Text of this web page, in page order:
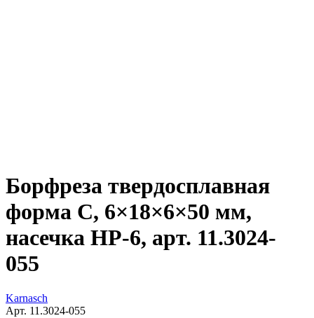
Борфреза твердосплавная
форма C, 6×18×6×50 мм,
насечка HP-6, арт. 11.3024-
055
Karnasch
Арт. 11.3024-055